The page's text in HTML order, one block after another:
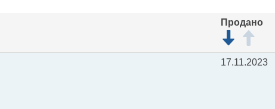
Продано
17.11.2023